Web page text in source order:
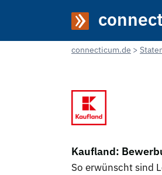
connecticum.de
Kaufland:
So erwünscht sind